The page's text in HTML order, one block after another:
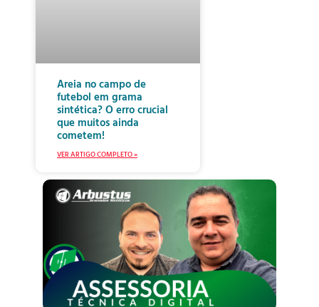
Areia no campo de
futebol em grama
sintética? O erro crucial
que muitos ainda
cometem!
VER ARTIGO COMPLETO »